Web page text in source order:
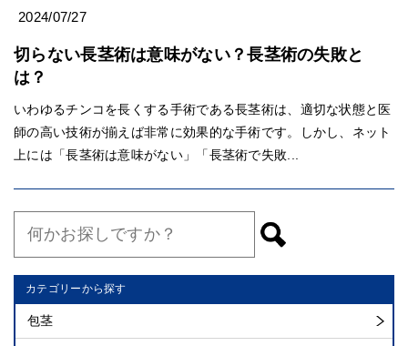
2024/07/27
切らない長茎術は意味がない？長茎術の失敗と
は？
いわゆるチンコを長くする手術である長茎術は、適切な状態と医
師の高い技術が揃えば非常に効果的な手術です。しかし、ネット
上には「長茎術は意味がない」「長茎術で失敗...
カテゴリーから探す
包茎